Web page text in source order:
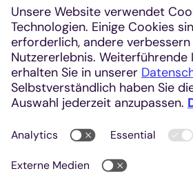
Glaubste nicht? Dann schau
Klosterplatz 7, 52062 Aachen
+49 241 1685-242 (Redaktion)